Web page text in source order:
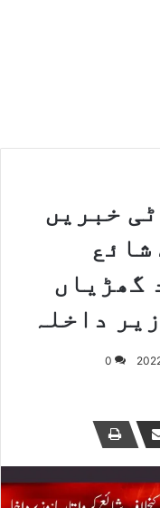
خبریں
شائع
گھڑیاں
داخلہ
0